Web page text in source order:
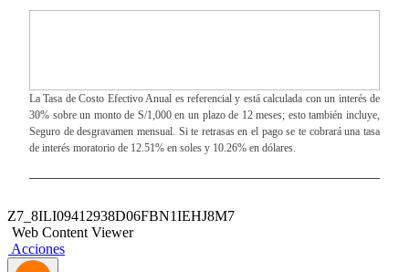
La Tasa de Costo Efectivo Anual es referencial y está calculada con un interés de
30% sobre un monto de S/1,000 en un plazo de 12 meses; esto también incluye,
Seguro de desgravamen mensual. Si te retrasas en el pago se te cobrará una tasa
de interés moratorio de 12.51% en soles y 10.26% en dólares.
Z7_8ILI09412938D06FBN1IEHJ8M7
Web Content Viewer
Acciones